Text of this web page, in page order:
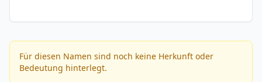
Für diesen Namen sind noch keine Herkunft oder
Bedeutung hinterlegt.